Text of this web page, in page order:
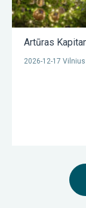
Artūras
2026-12-17 Vilnius